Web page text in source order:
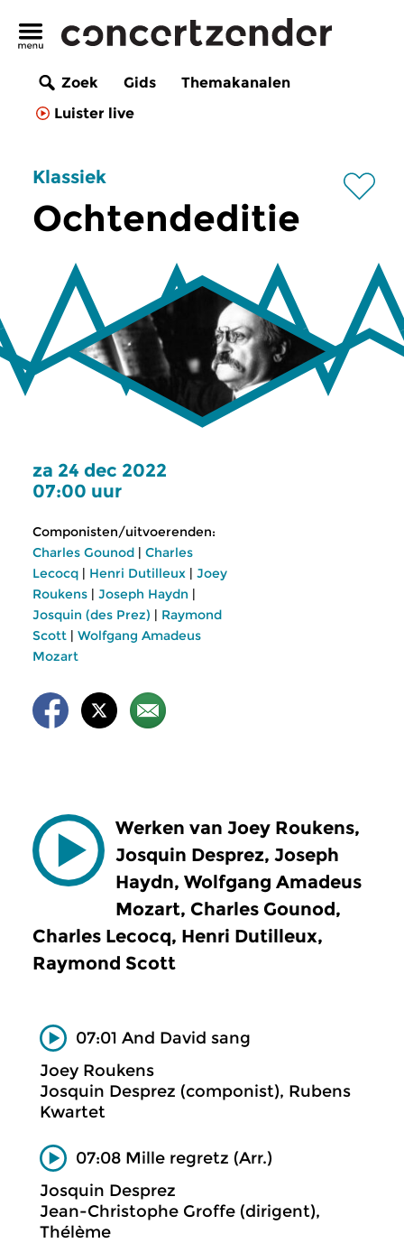
Zoek Gids
Themakanalen
Luister live
Klassiek
Ochtendeditie
za 24 dec 2022
07:00 uur
Componisten/uitvoerenden:
Charles Gounod | Charles
Lecocq | Henri Dutilleux | Joey
Roukens | Joseph Haydn |
Josquin (des Prez) | Raymond
Scott | Wolfgang Amadeus
Mozart
Werken van Joey Roukens,
Josquin Desprez, Joseph
Haydn, Wolfgang Amadeus
Mozart, Charles Gounod,
Charles Lecocq, Henri Dutilleux,
Raymond Scott
07:01 And David sang
Joey Roukens
Josquin Desprez (componist), Rubens
Kwartet
07:08 Mille regretz (Arr.)
Josquin Desprez
Jean-Christophe Groffe (dirigent),
Thélème